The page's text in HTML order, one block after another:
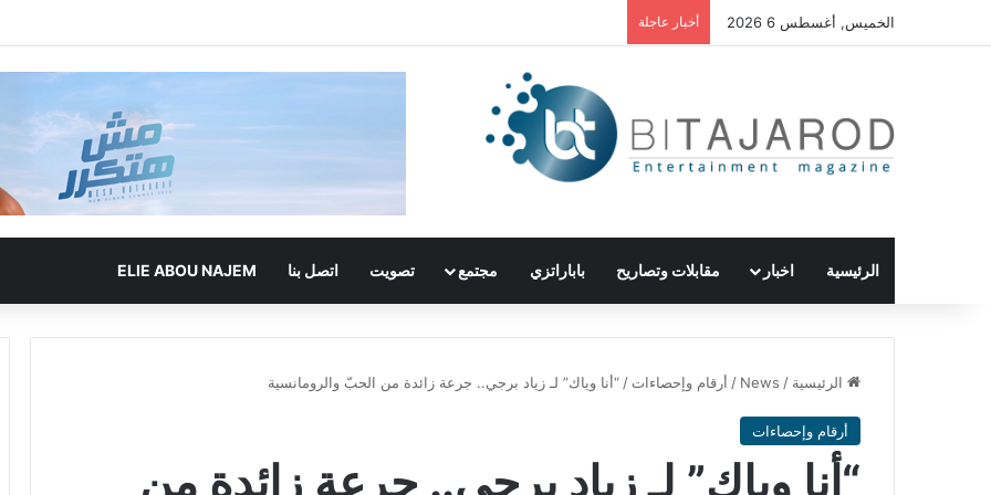
الخميس, أغسطس 6 2026 أخبار عاجلة
الرئيسية اخبار مقابلات وتصاريح باباراتزي مجتمع تصويت اتصل بنا ELIE ABOU NAJEM
الرئيسية /
News
/ أرقام وإحصاءات / “أنا وياك” لـ زياد برجي.. جرعة زائدة من الحبّ والرومانسية
أرقام وإحصاءات
“أنا وياك” لـ زياد برجي.. جرعة زائدة من